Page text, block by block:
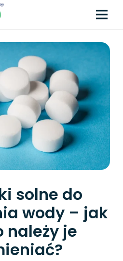
solne do
wody – jak
należy je